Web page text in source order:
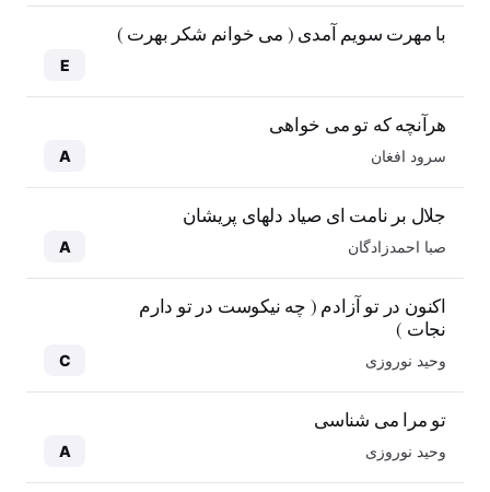
با مهرت سویم آمدی ( می خوانم شکر بهرت )
E
هرآنچه که تو می خواهی
سرود افغان A
جلال بر نامت ای صیاد دلهای پریشان
صبا احمدزادگان A
اکنون در تو آزادم ( چه نیکوست در تو دارم
نجات )
وحید نوروزی C
تو مرا می شناسی
وحید نوروزی A